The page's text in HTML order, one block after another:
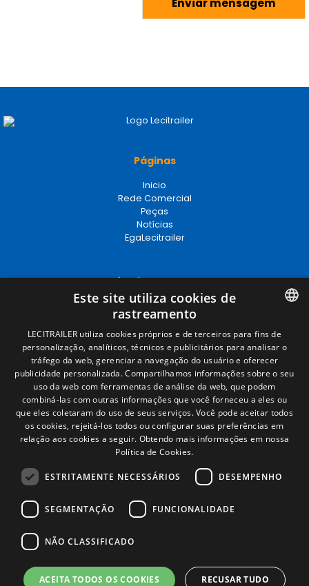
Páginas
Inicio
Rede Comercial
Peças
Notícias
EgaLecitrailer
Términos legales
Aviso legal
Política de privacidade
Política de cookies
Condições Gerais de Venda
Gerenciar cookies
Contacto
Camino de los Huertos, S/N. Apdo 100
50620 - Casetas (Zaragoza) SPAIN
+(34) 976 462 121
SPANISH
ENGLISH
FRENCH
ITALIAN
PORTUGUESE
Este site utiliza cookies de
rastreamento
LECITRAILER utiliza cookies próprios e de terceiros para fins de
personalização, analíticos, técnicos e publicitários para analisar o
tráfego da web, gerenciar a navegação do usuário e oferecer
publicidade personalizada. Compartilhamos informações sobre o seu
uso da web com ferramentas de análise da web, que podem
combiná-las com outras informações que você forneceu a eles ou
que eles coletaram do uso de seus serviços. Você pode aceitar todos
os cookies, rejeitá-los todos ou configurar suas preferências em
relação aos cookies a seguir. Obtendo mais informações em nossa
Política de Cookies.
ESTRITAMENTE NECESSÁRIOS DESEMPENHO
SEGMENTAÇÃO FUNCIONALIDADE
NÃO CLASSIFICADO
ACEITA TODOS OS COOKIES RECUSAR TUDO